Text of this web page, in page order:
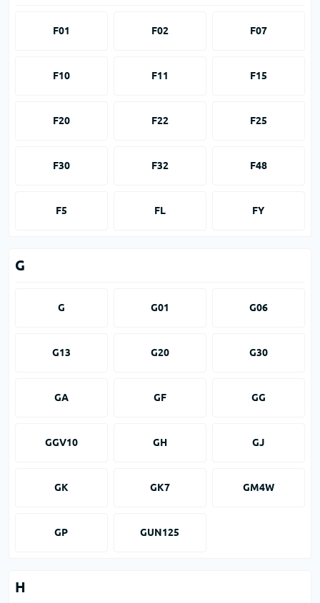
F01 F02 F07
F10 F11 F15
F20 F22 F25
F30 F32 F48
F5 FL FY
G
G G01 G06
G13 G20 G30
GA GF GG
GGV10 GH GJ
GK GK7 GM4W
GP GUN125
H